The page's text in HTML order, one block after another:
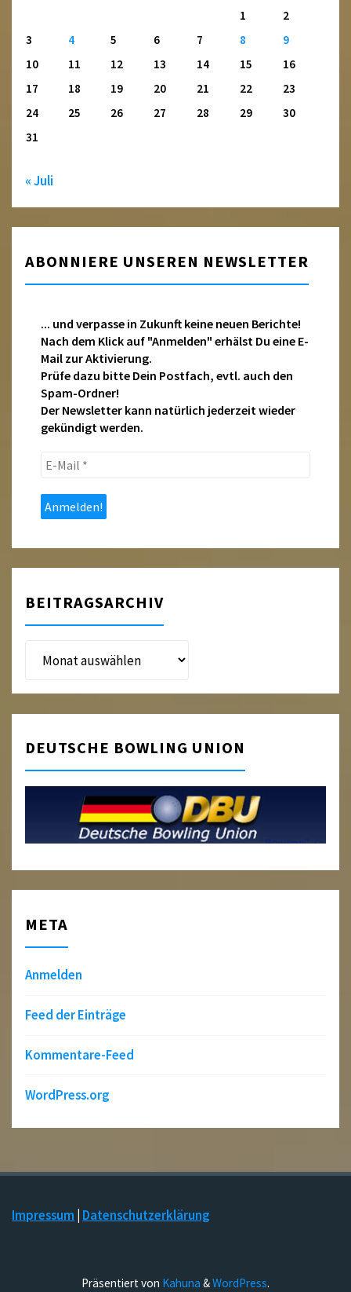
1
2
3
4 5 6 7 8
9
10
11 12 13 14 15
16
17
18 19 20 21 22
23
24
25 26 27 28 29
30
31
« Juli
ABONNIERE UNSEREN NEWSLETTER
... und verpasse in Zukunft keine neuen Berichte!
Nach dem Klick auf "Anmelden" erhälst Du eine E-
Mail zur Aktivierung.
Prüfe dazu bitte Dein Postfach, evtl. auch den
Spam-Ordner!
Der Newsletter kann natürlich jederzeit wieder
gekündigt werden.
E-
*
BEITRAGSARCHIV
Beitragsarchiv
DEUTSCHE BOWLING UNION
META
Anmelden
Feed der Einträge
Kommentare-Feed
WordPress.org
Impressum | Datenschutzerklärung
Präsentiert von Kahuna &WordPress.